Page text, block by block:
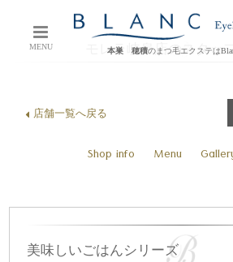
MENU 本巣 穂積のまつ毛エクステは
モレラ岐阜店のスタッ
店舗一覧へ戻る
Shop info Menu
美味しいごはんシリーズ